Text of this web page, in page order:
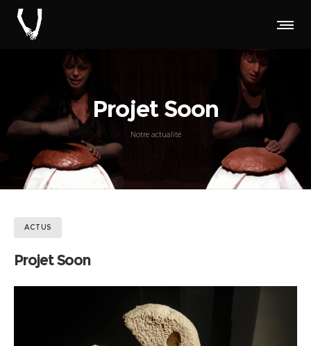
Projet Soon
Notre actualité
ACTUS
Projet Soon